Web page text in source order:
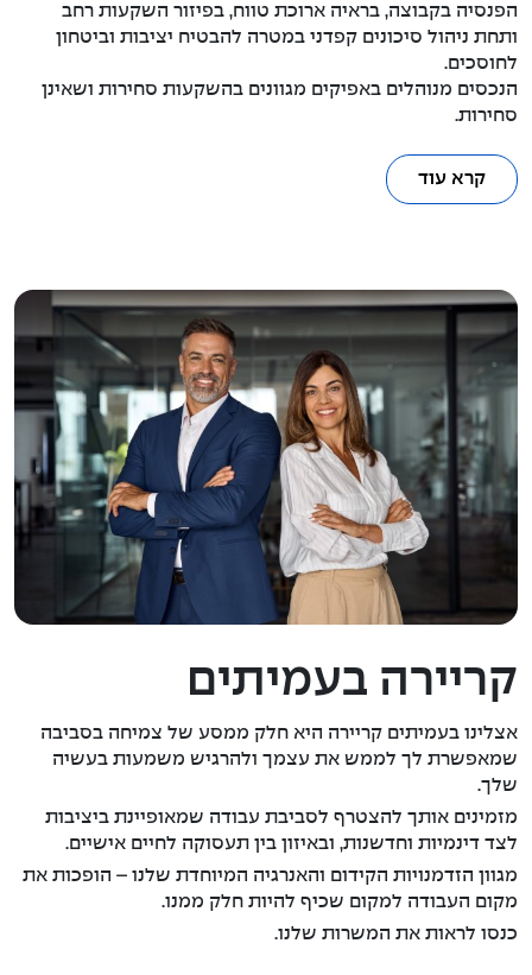
הפנסיה בקבוצה, בראיה ארוכת טווח, בפיזור השקעות רחב
ותחת ניהול סיכונים קפדני במטרה להבטיח יציבות וביטחון
לחוסכים.
הנכסים מנוהלים באפיקים מגוונים בהשקעות סחירות ושאינן
סחירות.
קרא עוד
קריירה בעמיתים
אצלינו בעמיתים קריירה היא חלק ממסע של צמיחה בסביבה
שמאפשרת לך לממש את עצמך ולהרגיש משמעות בעשיה
שלך.
מזמינים אותך להצטרף לסביבת עבודה שמאופיינת ביציבות
לצד דינמיות וחדשנות, ובאיזון בין תעסוקה לחיים אישיים.
מגוון הזדמנויות הקידום והאנרגיה המיוחדת שלנו – הופכות את
מקום העבודה למקום שכיף להיות חלק ממנו.
כנסו לראות את המשרות שלנו.